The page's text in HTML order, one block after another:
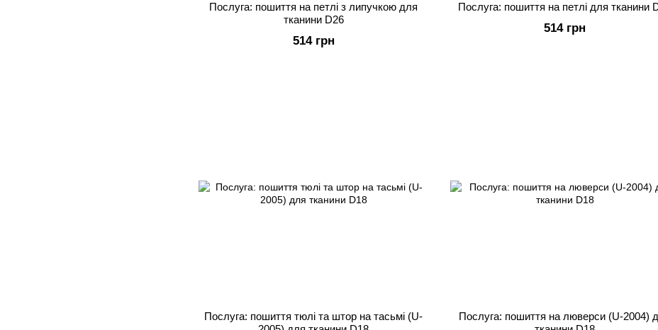
Послуга: пошиття на петлі з липучкою для
тканини D26
514 грн
Послуга: пошиття на петлі для тканини
514 грн
Послуга: пошиття тюлі та штор на тасьмі (U-
Послуга: пошиття на люверси (U-2004)